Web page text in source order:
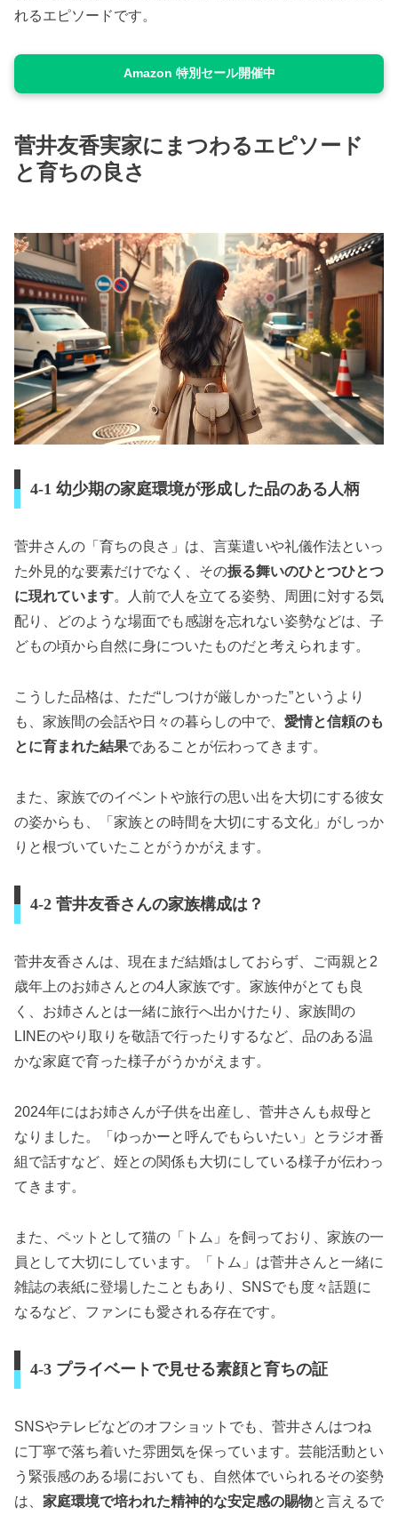
れるエピソードです。
Amazon 特別セール開催中
菅井友香実家にまつわるエピソード
と育ちの良さ
4-1 幼少期の家庭環境が形成した品のある人柄
菅井さんの「育ちの良さ」は、言葉遣いや礼儀作法といっ
た外見的な要素だけでなく、その振る舞いのひとつひとつ
に現れています。人前で人を立てる姿勢、周囲に対する気
配り、どのような場面でも感謝を忘れない姿勢などは、子
どもの頃から自然に身についたものだと考えられます。
こうした品格は、ただ“しつけが厳しかった”というより
も、家族間の会話や日々の暮らしの中で、 愛情と信頼のも
とに育まれた結果であることが伝わってきます。
また、家族でのイベントや旅行の思い出を大切にする彼女
の姿からも、「家族との時間を大切にする文化」がしっか
りと根づいていたことがうかがえます。
4-2 菅井友香さんの家族構成は？
菅井友香さんは、現在まだ結婚はしておらず、ご両親と2
歳年上のお姉さんとの4人家族です。家族仲がとても良
く、お姉さんとは一緒に旅行へ出かけたり、家族間の
LINEのやり取りを敬語で行ったりするなど、品のある温
かな家庭で育った様子がうかがえます。
2024年にはお姉さんが子供を出産し、菅井さんも叔母と
なりました。「ゆっかーと呼んでもらいたい」とラジオ番
組で話すなど、姪との関係も大切にしている様子が伝わっ
てきます。
また、ペットとして猫の「トム」を飼っており、家族の一
員として大切にしています。「トム」は菅井さんと一緒に
雑誌の表紙に登場したこともあり、SNSでも度々話題に
なるなど、ファンにも愛される存在です。
4-3 プライベートで見せる素顔と育ちの証
SNSやテレビなどのオフショットでも、菅井さんはつね
に丁寧で落ち着いた雰囲気を保っています。芸能活動とい
う緊張感のある場においても、自然体でいられるその姿勢
は、 家庭環境で培われた精神的な安定感の賜物と言えるで